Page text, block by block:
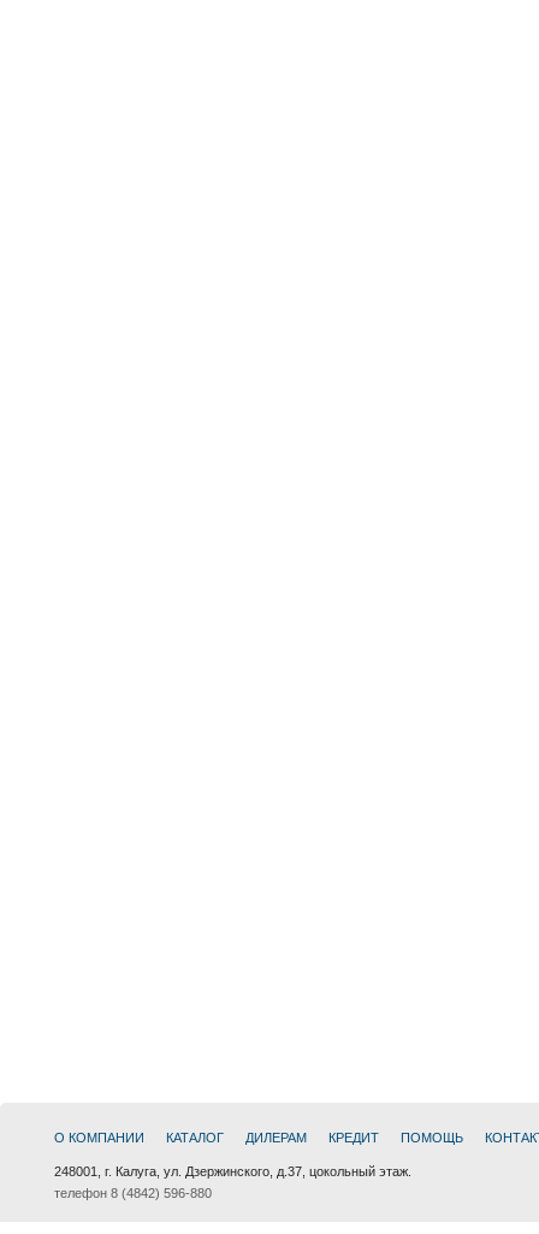
О КОМПАНИИ КАТАЛОГ ДИЛЕРАМ КРЕДИТ ПОМОЩЬ
248001, г. Калуга, ул. Дзержинского, д.37, цокольный этаж.
телефон 8 (4842) 596-880